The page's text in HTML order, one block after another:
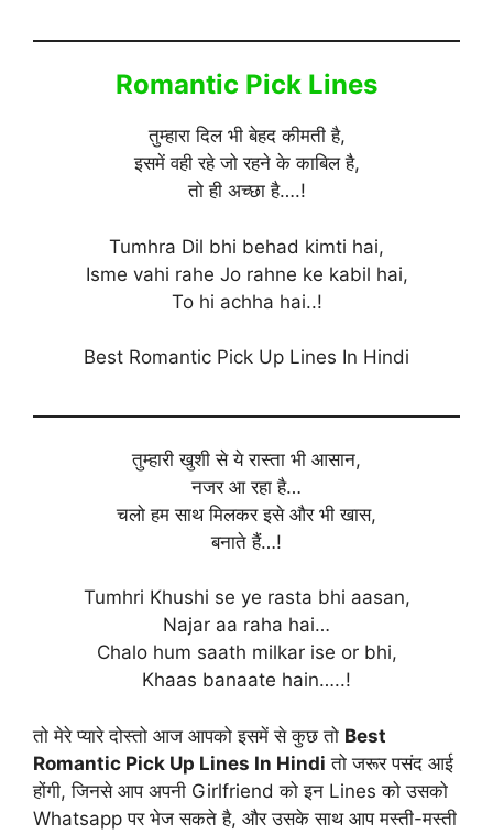
Romantic Pick Lines
तुम्हारा दिल भी बेहद कीमती है,
इसमें वही रहे जो रहने के काबिल है,
तो ही अच्छा है….!
Tumhra Dil bhi behad kimti hai,
Isme vahi rahe Jo rahne ke kabil hai,
To hi achha hai..!
Best Romantic Pick Up Lines In Hindi
तुम्हारी खुशी से ये रास्ता भी आसान,
नजर आ रहा है…
चलो हम साथ मिलकर इसे और भी खास,
बनाते हैं…!
Tumhri Khushi se ye rasta bhi aasan,
Najar aa raha hai…
Chalo hum saath milkar ise or bhi,
Khaas banaate hain…..!
तो मेरे प्यारे दोस्तो आज आपको इसमें से कुछ तो Best
Romantic Pick Up Lines In Hindi तो जरूर पसंद आई
होंगी, जिनसे आप अपनी Girlfriend को इन Lines को उसको
Whatsapp पर भेज सकते है, और उसके साथ आप मस्ती-मस्ती